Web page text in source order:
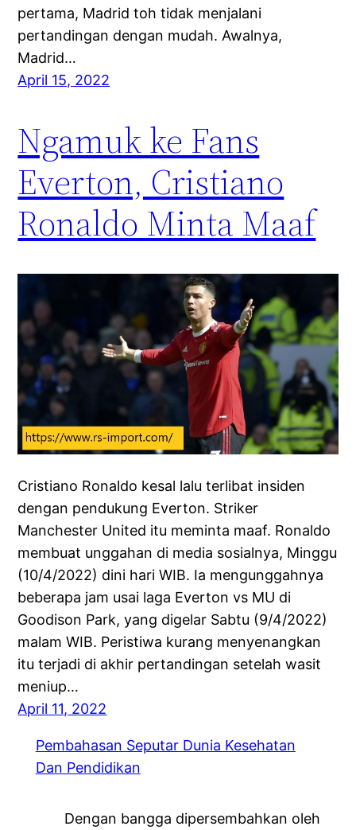
pertama, Madrid toh tidak menjalani
pertandingan dengan mudah. Awalnya,
Madrid…
April 15, 2022
Ngamuk ke Fans
Everton, Cristiano
Ronaldo Minta Maaf
Cristiano Ronaldo kesal lalu terlibat insiden
dengan pendukung Everton. Striker
Manchester United itu meminta maaf. Ronaldo
membuat unggahan di media sosialnya, Minggu
(10/4/2022) dini hari WIB. Ia mengunggahnya
beberapa jam usai laga Everton vs MU di
Goodison Park, yang digelar Sabtu (9/4/2022)
malam WIB. Peristiwa kurang menyenangkan
itu terjadi di akhir pertandingan setelah wasit
meniup…
April 11, 2022
Pembahasan Seputar Dunia Kesehatan
Dan Pendidikan
Dengan bangga dipersembahkan oleh